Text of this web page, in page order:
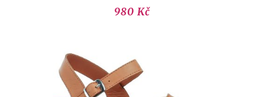
980 Kč